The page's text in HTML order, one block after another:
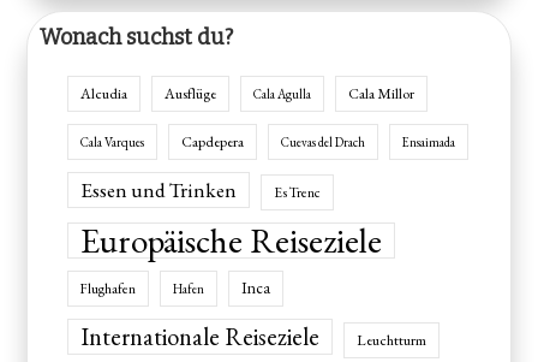
Wonach suchst du?
Alcudia Ausflüge Cala Agulla Cala Millor
Cala Varques Capdepera Cuevas del Drach Ensaimada
Essen und Trinken Es Trenc
Europäische Reiseziele
Flughafen Hafen Inca
Internationale Reiseziele Leuchtturm